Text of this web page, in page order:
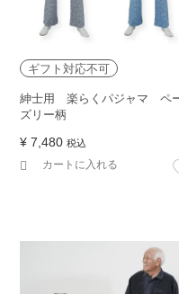
ギフト対応不可
紳士用 楽らくパジャマ ペ
ズリー柄
¥ 7,480 税込
カートに入れる